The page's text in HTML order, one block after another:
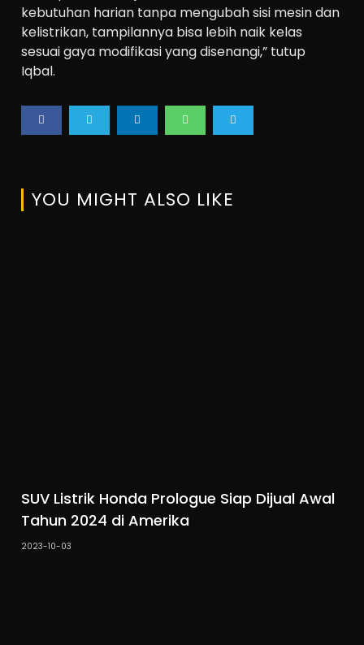
kebutuhan harian tanpa mengubah sisi mesin dan
kelistrikan, tampilannya bisa lebih naik kelas
sesuai gaya modifikasi yang disenangi,” tutup
Iqbal.
YOU MIGHT ALSO LIKE
SUV Listrik Honda Prologue Siap Dijual Awal
Tahun 2024 di Amerika
2023-10-03